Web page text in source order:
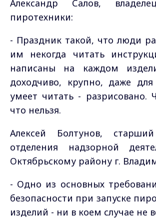
Александр Салов,
пиротехники:
- Праздник такой, что люди
им некогда читать
написаны на каждом
доходчиво, крупно, даже
умеет читать - разрисовано.
что нельзя.
Алексей Болтунов,
отделения надзорной
Октябрьскому району г.
- Одно из основных
безопасности при запуске
изделий - ни в коем случае не